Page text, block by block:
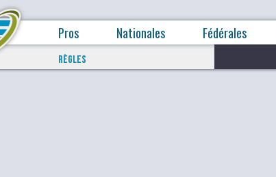
Pros Nationales Fédérales
RÈGLES